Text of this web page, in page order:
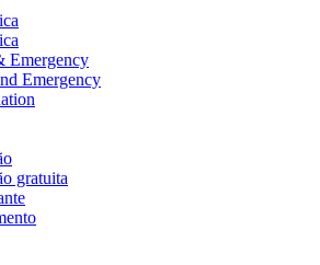
Emergency
Emergency
gratuita